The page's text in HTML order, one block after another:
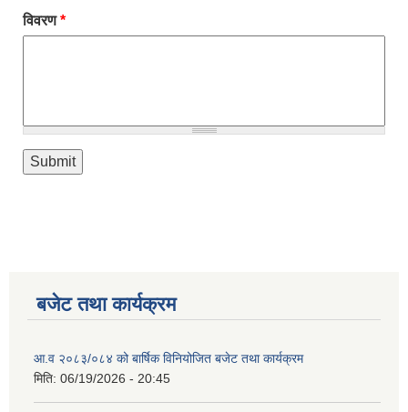
विवरण*
बजेट तथा कार्यक्रम
आ.व २०८३/०८४ को बार्षिक विनियोजित बजेट तथा कार्यक्रम
मिति: 06/19/2026 - 20:45